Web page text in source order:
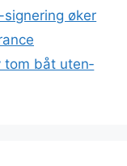
øker
tom båt uten­